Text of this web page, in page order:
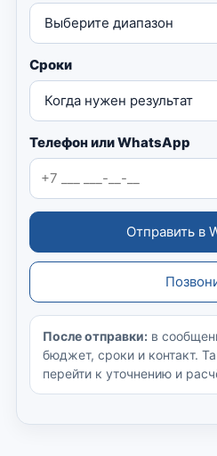
Сроки
Телефон или WhatsApp
Отправить в
После отправки: в
бюджет, сроки и контакт.
перейти к уточнению и